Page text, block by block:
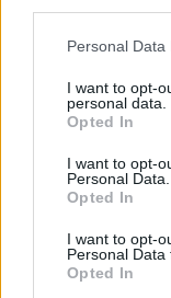
Personal
I want to opt-
personal data.
Opted In
I want to opt-
Personal Data.
Opted In
I want to opt-
Personal Data
Opted In
sicuramente
romanista
ma non
sicuramente
questa
nostri alcuni